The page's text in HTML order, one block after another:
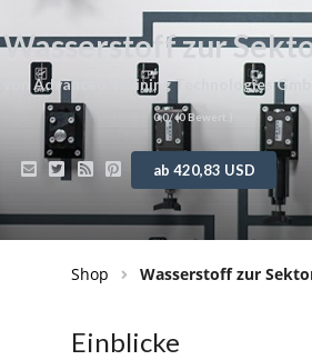
Wasserstoff zur
Advanced Training Technologies GmbH
0,0/ (0 Bewert.)
ab 420,83 USD
Shop Wasserstoff zur
Einblicke